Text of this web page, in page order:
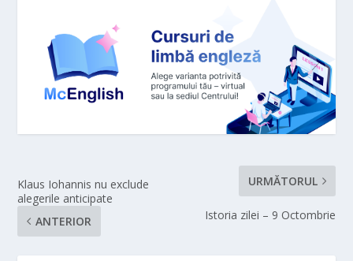
Klaus Iohannis nu exclude
alegerile anticipate
ANTERIOR
URMĂTORUL
Istoria zilei – 9 Octombrie